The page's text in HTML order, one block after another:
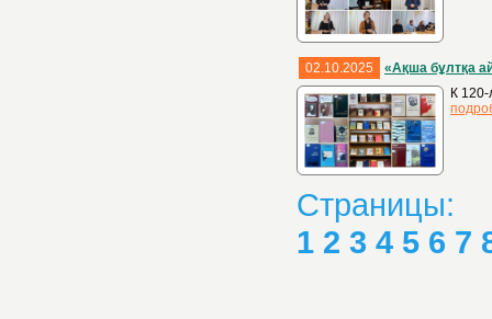
02.10.2025
«Ақша бұлтқа
К
Страницы:
1 2 3 4 5 6 7